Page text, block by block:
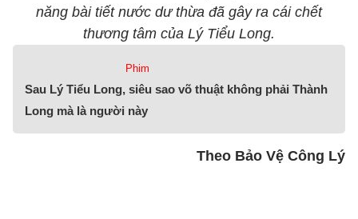
năng bài tiết nước dư thừa đã gây ra cái chết
thương tâm của Lý Tiểu Long.
Phim
Sau Lý Tiểu Long, siêu sao võ thuật không phải Thành
Long mà là người này
Theo Bảo Vệ Công Lý